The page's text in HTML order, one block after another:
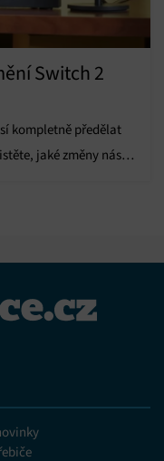
Switch 2
kompletně předělat
jaké změny nás